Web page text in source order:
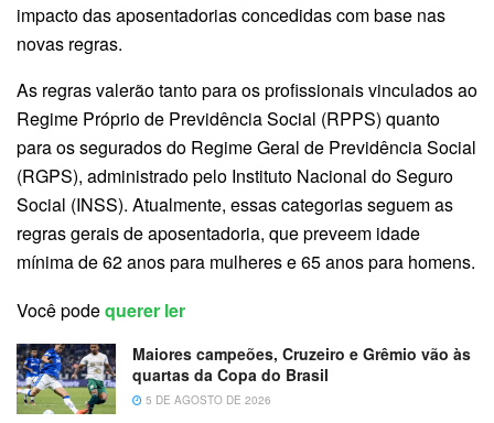
impacto das aposentadorias concedidas com base nas
novas regras.
As regras valerão tanto para os profissionais vinculados ao
Regime Próprio de Previdência Social (RPPS) quanto
para os segurados do Regime Geral de Previdência Social
(RGPS), administrado pelo Instituto Nacional do Seguro
Social (INSS). Atualmente, essas categorias seguem as
regras gerais de aposentadoria, que preveem idade
mínima de 62 anos para mulheres e 65 anos para homens.
Você podequerer ler
Maiores campeões, Cruzeiro e Grêmio vão às
quartas da Copa do Brasil
5 DE AGOSTO DE 2026